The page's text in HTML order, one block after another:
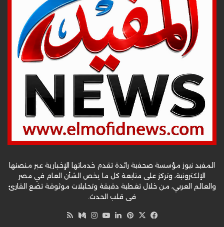
المفيد نيوز مؤسسة صحفية رائدة تقدم خدماتها الإخبارية عبر منصتها
الإلكترونية، وتركز على متابعة كل ما يخص الشأن العام في مصر
والعالم العربي، من خلال تغطية دقيقة وتحليلات موثوقة تضع القارئ
في قلب الحدث.
فيسبوك
‫X بينتيريست
لينكدإن‫YouTube
انستقرام
وسط